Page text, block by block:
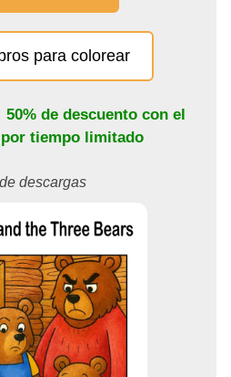
para colorear
de descuento con el
tiempo limitado
de descargas